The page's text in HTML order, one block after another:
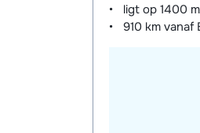
ligt op1400
910 km vanaf